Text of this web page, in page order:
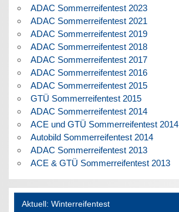
ADAC Sommerreifentest 2023
ADAC Sommerreifentest 2021
ADAC Sommerreifentest 2019
ADAC Sommerreifentest 2018
ADAC Sommerreifentest 2017
ADAC Sommerreifentest 2016
ADAC Sommerreifentest 2015
GTÜ Sommerreifentest 2015
ADAC Sommerreifentest 2014
ACE und GTÜ Sommerreifentest 2014
Autobild Sommerreifentest 2014
ADAC Sommerreifentest 2013
ACE & GTÜ Sommerreifentest 2013
Aktuell: Winterreifentest